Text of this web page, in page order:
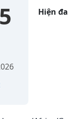
Hiện